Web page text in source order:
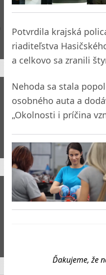
Potvrdila krajská
riaditeľstva
a celkovo sa zranili
Nehoda sa stala
osobného auta a
„Okolnosti i príčina
Ďakujeme, že